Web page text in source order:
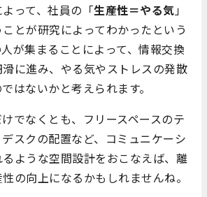
って、社員の「生産性＝やる気 」
とが研究によってわかったという
が集まることによって、情報交換
に進み、やる気やストレスの発散
はないかと考えられます。
でなくとも、フリースペースのテ
スクの配置など、コミュニケーシ
ような空間設計をおこなえば、離
の向上になるかもしれませんね。